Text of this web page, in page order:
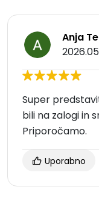
Anja
Super
bili na zalogi in
Priporočamo.
Uporabno